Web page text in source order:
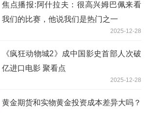
焦点播报:阿什拉夫：很高兴姆巴佩来看
我们的比赛，他说我们是热门之一
2025-12-28
《疯狂动物城2》成中国影史首部人次破
亿进口电影 聚看点
2025-12-28
黄金期货和实物黄金投资成本差异大吗？